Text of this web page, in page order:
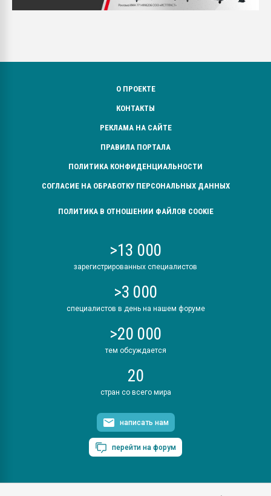
О ПРОЕКТЕ
КОНТАКТЫ
РЕКЛАМА НА САЙТЕ
ПРАВИЛА ПОРТАЛА
ПОЛИТИКА КОНФИДЕНЦИАЛЬНОСТИ
СОГЛАСИЕ НА ОБРАБОТКУ ПЕРСОНАЛЬНЫХ ДАННЫХ
ПОЛИТИКА В ОТНОШЕНИИ ФАЙЛОВ COOKIE
>13 000
зарегистрированных специалистов
>3 000
специалистов в день на нашем форуме
>20 000
тем обсуждается
20
стран со всего мира
написать нам
перейти на форум